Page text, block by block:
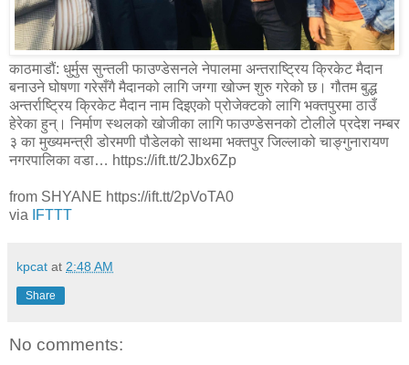
काठमाडौं: धुर्मुस सुन्तली फाउण्डेसनले नेपालमा अन्तराष्ट्रिय क्रिकेट मैदान
बनाउने घोषणा गरेसँगै मैदानको लागि जग्गा खोज्न शुरु गरेको छ। गौतम बुद्ध
अन्तर्राष्ट्रिय क्रिकेट मैदान नाम दिइएको प्रोजेक्टको लागि भक्तपुरमा ठाउँ
हेरेका हुन्। निर्माण स्थलको खोजीका लागि फाउण्डेसनको टोलीले प्रदेश नम्बर
३ का मुख्यमन्त्री डोरमणी पौडेलको साथमा भक्तपुर जिल्लाको चाङ्गुनारायण
नगरपालिका वडा… https://ift.tt/2Jbx6Zp
from SHYANE https://ift.tt/2pVoTA0
via
IFTTT
kpcat at 2:48 AM
Share
No comments: